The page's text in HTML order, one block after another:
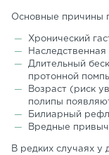
Основные причины
Хронический
Длительный
протонной
Возраст (риск
полипы
Билиарный
Вредные
В редких случаях